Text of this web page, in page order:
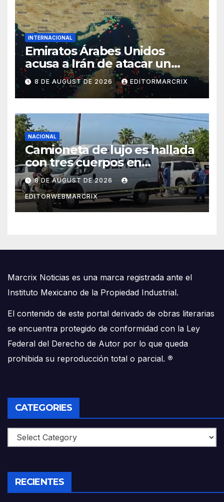
INTERNACIONAL
Emiratos Árabes Unidos
acusa a Irán de atacar un
petrolero en estrecho de
Ormuz
8 DE AUGUST DE 2026 EDITORMARCRIX
NACIONAL
Camioneta de lujo es hallada
con tres cuerpos en
Hermosillo
8 DE AUGUST DE 2026
EDITORWEBMARCRIX
Marcrix Noticias es una marca registrada ante el
Instituto Mexicano de la Propiedad Industrial.
El contenido de este portal derivado de obras literarias
se encuentra protegido de conformidad con la Ley
Federal del Derecho de Autor por lo que queda
prohibida su reproducción total o parcial. ®
CATEGORIES
Categories
RECIENTES